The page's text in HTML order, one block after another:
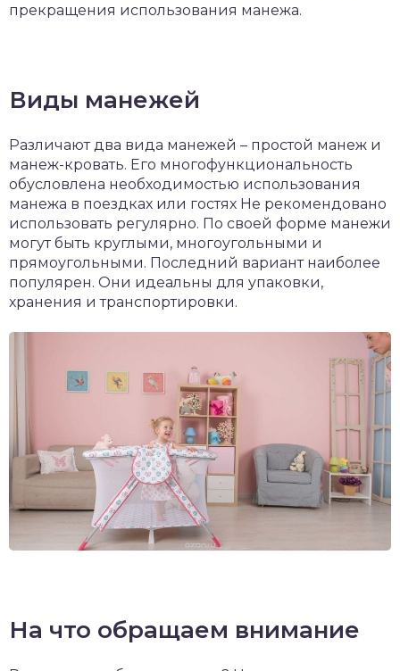
прекращения использования манежа.
Виды манежей
Различают два вида манежей – простой манеж и
манеж-кровать. Его многофункциональность
обусловлена необходимостью использования
манежа в поездках или гостях Не рекомендовано
использовать регулярно. По своей форме манежи
могут быть круглыми, многоугольными и
прямоугольными. Последний вариант наиболее
популярен. Они идеальны для упаковки,
хранения и транспортировки.
На что обращаем внимание